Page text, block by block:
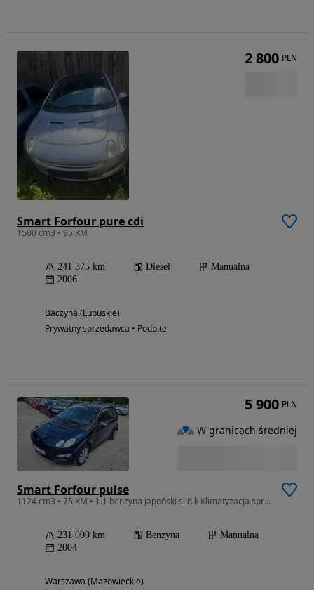
Smart Forfour pure cdi
1500 cm3 • 95 KM
241 375 km Diesel
Manualna
2006
Baczyna (Lubuskie)
Prywatny sprzedawca • Podbite
2 800 PLN
Smart Forfour pulse
1124 cm3 • 75 KM • 1.1 benzyna japoński silnik Klimatyzacja sprawna Doinwestowany 2klucze
231 000 km Benzyna
Manualna
2004
Warszawa (Mazowieckie)
5 900 PLN
W granicach średniej